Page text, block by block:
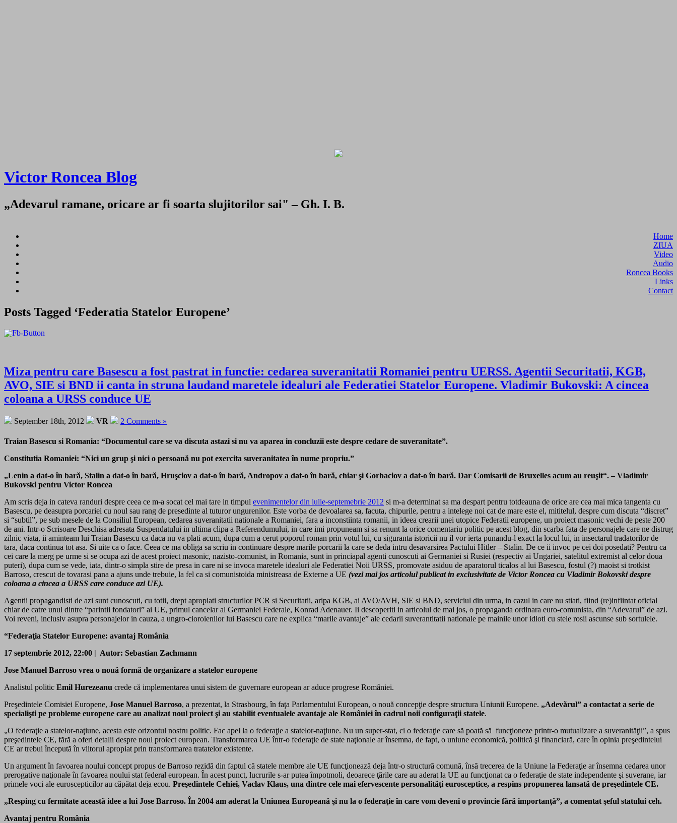
Victor Roncea Blog
„Adevarul ramane, oricare ar fi soarta slujitorilor sai" – Gh. I. B.
Home
ZIUA
Video
Audio
Roncea Books
Links
Contact
Posts Tagged ‘Federatia Statelor Europene’
Miza pentru care Basescu a fost pastrat in functie: cedarea suveranitatii Romaniei pentru UERSS. Agentii Securitatii, KGB,
AVO, SIE si BND ii canta in struna laudand maretele idealuri ale Federatiei Statelor Europene. Vladimir Bukovski: A cincea
coloana a URSS conduce UE
September 18th, 2012 VR 2 Comments »
Traian Basescu si Romania: “Documentul care se va discuta astazi si nu va aparea in concluzii este despre cedare de suveranitate”.
Constitutia Romaniei: “Nici un grup şi nici o persoană nu pot exercita suveranitatea în nume propriu.”
„Lenin a dat-o în bară, Stalin a dat-o în bară, Hruşciov a dat-o în bară, Andropov a dat-o în bară, chiar şi Gorbaciov a dat-o în bară. Dar Comisarii de Bruxelles acum au reuşit“. – Vladimir
Bukovski pentru Victor Roncea
Am scris deja in cateva randuri despre ceea ce m-a socat cel mai tare in timpul evenimentelor din iulie-septemebrie 2012 si m-a determinat sa ma despart pentru totdeauna de orice are cea mai mica tangenta cu
Basescu, pe deasupra porcariei cu noul sau rang de presedinte al tuturor ungurenilor. Este vorba de devoalarea sa, facuta, chipurile, pentru a intelege noi cat de mare este el, mititelul, despre cum discuta “discret”
si “subtil”, pe sub mesele de la Consiliul European, cedarea suveranitatii nationale a Romaniei, fara a inconstiinta romanii, in ideea crearii unei utopice Federatii europene, un proiect masonic vechi de peste 200
de ani. Intr-o Scrisoare Deschisa adresata Suspendatului in ultima clipa a Referendumului, in care imi propuneam si sa renunt la orice comentariu politic pe acest blog, din scarba fata de personajele care ne distrug
zilnic viata, ii aminteam lui Traian Basescu ca daca nu va plati acum, dupa cum a cerut poporul roman prin votul lui, cu siguranta istoricii nu il vor ierta punandu-l exact la locul lui, in insectarul tradatorilor de
tara, daca continua tot asa. Si uite ca o face. Ceea ce ma obliga sa scriu in continuare despre marile porcarii la care se deda intru desavarsirea Pactului Hitler – Stalin. De ce ii invoc pe cei doi posedati? Pentru ca
cei care la merg pe urme si se ocupa azi de acest proiect masonic, nazisto-comunist, in Romania, sunt in princiapal agenti cunoscuti ai Germaniei si Rusiei (respectiv ai Ungariei, satelitul extremist al celor doua
puteri), dupa cum se vede, iata, dintr-o simpla stire de presa in care ni se invoca maretele idealuri ale Federatiei Noii URSS, promovate asiduu de aparatorul ticalos al lui Basescu, fostul (?) maoist si trotkist
Barroso, crescut de tovarasi pana a ajuns unde trebuie, la fel ca si comunistoida ministreasa de Externe a UE (vezi mai jos articolul publicat in exclusivitate de Victor Roncea cu Vladimir Bokovski despre
coloana a cincea a URSS care conduce azi UE).
Agentii propagandisti de azi sunt cunoscuti, cu totii, drept apropiati structurilor PCR si Securitatii, aripa KGB, ai AVO/AVH, SIE si BND, serviciul din urma, in cazul in care nu stiati, fiind (re)infiintat oficial
chiar de catre unul dintre “parintii fondatori” ai UE, primul cancelar al Germaniei Federale, Konrad Adenauer. Ii descoperiti in articolul de mai jos, o propaganda ordinara euro-comunista, din “Adevarul” de azi.
Voi reveni, inclusiv asupra personajelor in cauza, a ungro-cioroienilor lui Basescu care ne explica “marile avantaje” ale cedarii suverantitatii nationale pe mainile unor idioti cu stele rosii ascunse sub sortulele.
“Federaţia Statelor Europene: avantaj România
17 septembrie 2012, 22:00 | Autor: Sebastian Zachmann
Jose Manuel Barroso vrea o nouă formă de organizare a statelor europene
Analistul politic Emil Hurezeanu crede că implementarea unui sistem de guvernare european ar aduce progrese României.
Preşedintele Comisiei Europene, Jose Manuel Barroso, a prezentat, la Strasbourg, în faţa Parlamentului European, o nouă concepţie despre structura Uniunii Europene. „Adevărul” a contactat a serie de
specialişti pe probleme europene care au analizat noul proiect şi au stabilit eventualele avantaje ale României în cadrul noii configuraţii statele.
„O federaţie a statelor-naţiune, acesta este orizontul nostru politic. Fac apel la o federaţie a statelor-naţiune. Nu un super-stat, ci o federaţie care să poată să funcţioneze printr-o mutualizare a suveranităţii”, a spus
preşedintele CE, fără a oferi detalii despre noul proiect european. Transformarea UE într-o federaţie de state naţionale ar însemna, de fapt, o uniune economică, politică şi financiară, care în opinia preşedintelui
CE ar trebui începută în viitorul apropiat prin transformarea tratatelor existente.
Un argument în favoarea noului concept propus de Barroso rezidă din faptul că statele membre ale UE funcţionează deja într-o structură comună, însă trecerea de la Uniune la Federaţie ar însemna cedarea unor
prerogative naţionale în favoarea noului stat federal european. În acest punct, lucrurile s-ar putea împotmoli, deoarece ţările care au aderat la UE au funcţionat ca o federaţie de state independente şi suverane, iar
primele voci ale euroscepticilor au căpătat deja ecou. Preşedintele Cehiei, Vaclav Klaus, una dintre cele mai efervescente personalităţi eurosceptice, a respins propunerea lansată de preşedintele CE.
„Resping cu fermitate această idee a lui Jose Barroso. În 2004 am aderat la Uniunea Europeană şi nu la o federaţie în care vom deveni o provincie fără importanţă”, a comentat şeful statului ceh.
Avantaj pentru România